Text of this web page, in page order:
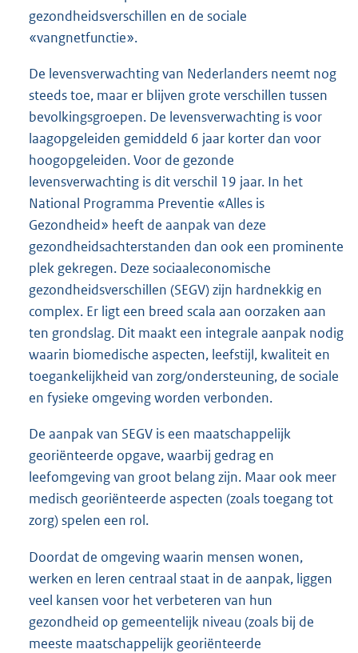
gezondheidsverschillen en de sociale
«vangnetfunctie».
De levensverwachting van Nederlanders neemt nog
steeds toe, maar er blijven grote verschillen tussen
bevolkingsgroepen. De levensverwachting is voor
laagopgeleiden gemiddeld 6 jaar korter dan voor
hoogopgeleiden. Voor de gezonde
levensverwachting is dit verschil 19 jaar. In het
National Programma Preventie «Alles is
Gezondheid» heeft de aanpak van deze
gezondheidsachterstanden dan ook een prominente
plek gekregen. Deze sociaaleconomische
gezondheidsverschillen (SEGV) zijn hardnekkig en
complex. Er ligt een breed scala aan oorzaken aan
ten grondslag. Dit maakt een integrale aanpak nodig
waarin biomedische aspecten, leefstijl, kwaliteit en
toegankelijkheid van zorg/ondersteuning, de sociale
en fysieke omgeving worden verbonden.
De aanpak van SEGV is een maatschappelijk
georiënteerde opgave, waarbij gedrag en
leefomgeving van groot belang zijn. Maar ook meer
medisch georiënteerde aspecten (zoals toegang tot
zorg) spelen een rol.
Doordat de omgeving waarin mensen wonen,
werken en leren centraal staat in de aanpak, liggen
veel kansen voor het verbeteren van hun
gezondheid op gemeentelijk niveau (zoals bij de
meeste maatschappelijk georiënteerde